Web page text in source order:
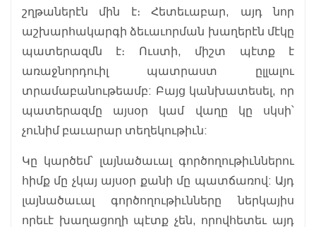
շղթաներէն մին է։ Հետեւաբար, այդ նոր
աշխարհակարգի ձեւաւորման խաղերէն մէկը
պատերազմն է։ Ուստի, միշտ պէտք է
առաջնորդուիլ պատրաստ ըլլալու
տրամաբանութեամբ: Բայց կանխատեսել, որ
պատերազմը այսօր կամ վաղը կը սկսի՝
չունիմ բաւարար տեղեկութիւն:
Կը կարծեմ՝ լայնածաւալ գործողութիւններու
հիմք մը չկայ այսօր քանի մը պատճառով: Այդ
լայնածաւալ գործողութիւնները ներկայիս
որեւէ խաղացողի պէտք չեն, որովհետեւ այդ